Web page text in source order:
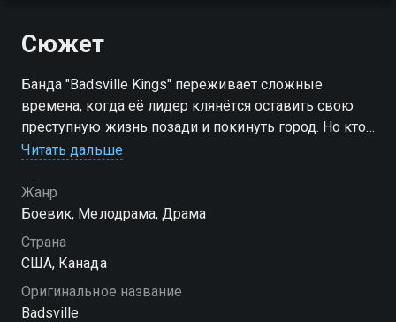
Сюжет
Банда "Badsville Kings" переживает сложные
времена, когда её лидер клянётся оставить свою
преступную жизнь позади и покинуть город. Но кто-
то готов сделать невообразимое, чтобы остановить
Читать дальше
Жанр
Боевик, Мелодрама, Драма
Страна
США, Канада
Оригинальное название
Badsville